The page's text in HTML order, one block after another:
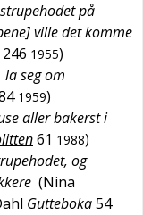
på
ville det komme
246 1955)
seg om
1959)
aller bakerst i
61 1988)
og
(Nina
Gutteboka54